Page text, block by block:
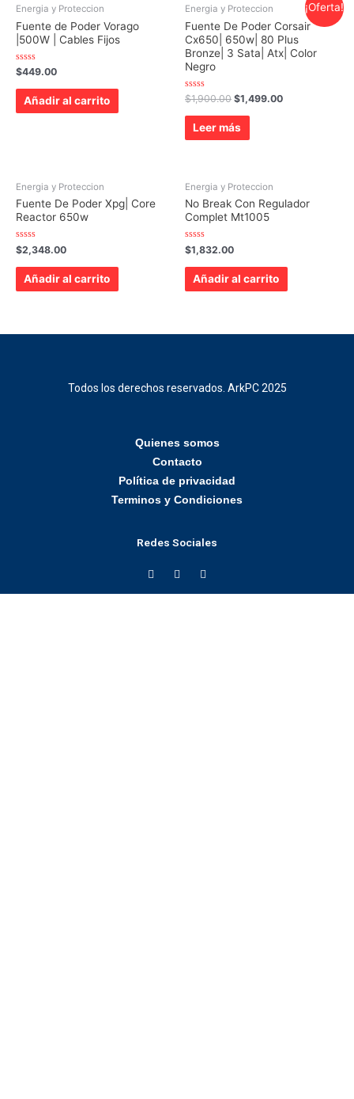
Energia y Proteccion
Fuente de Poder Vorago
|500W | Cables Fijos
Valorado
con
0
$449.00
Añadir al carrito
¡Oferta!
Energia y Proteccion
Fuente De Poder Corsair
Cx650| 650w| 80 Plus
Bronze| 3 Sata| Atx| Color
Negro
Valorado
con
0
de
$1,900.00 $1,499.00
Leer más
Energia y Proteccion
Fuente De Poder Xpg| Core
Reactor 650w
Valorado
con
0
$2,348.00
Añadir al carrito
Energia y Proteccion
No Break Con Regulador
Complet Mt1005
Valorado
con
0
$1,832.00
Añadir al carrito
Todos los derechos reservados. ArkPC 2025
Quienes somos
Contacto
Política de privacidad
Terminos y Condiciones
Redes Sociales